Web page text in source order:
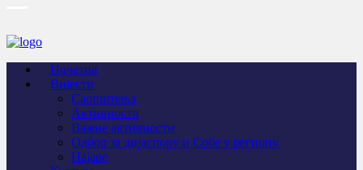
Почетна
Вијести
Саопштења
Активности
Важне активности
Одбор за дијаспору и Србе у региону
Најаве